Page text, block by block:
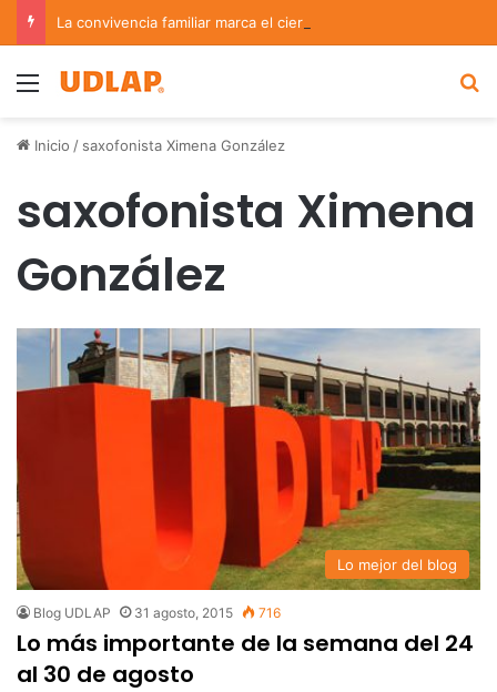
Menu
Inicio / saxofonista Ximena González
saxofonista Ximena
González
Lo mejor del blog
Blog UDLAP 31 agosto, 2015 716
Lo más importante de la semana del 24
al 30 de agosto